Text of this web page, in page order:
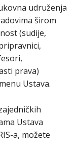
udruženja
širom
(sudije,
prava)
Ustava.
Ustava
a, možete